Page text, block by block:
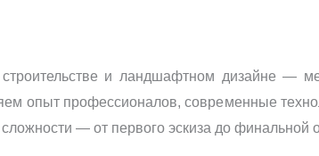
и ландшафтном дизайне —
опыт профессионалов, современные
— от первого эскиза до финальной